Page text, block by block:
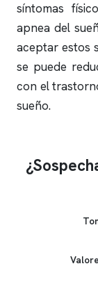
síntomas
apnea del
aceptar estos
se puede
con el
sueño.